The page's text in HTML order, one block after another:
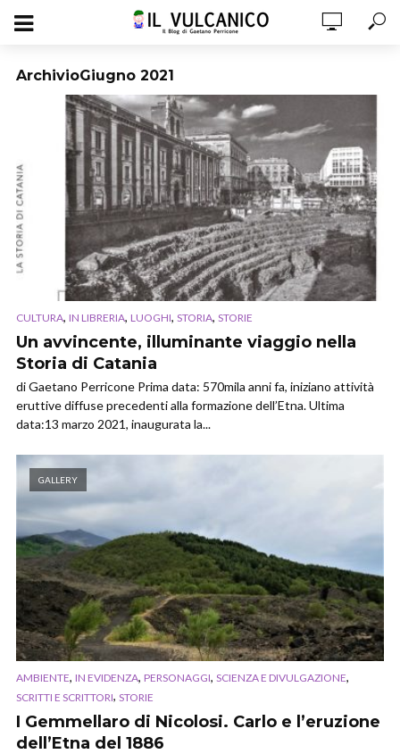
ArchivioGiugno 2021
CULTURA, IN LIBRERIA, LUOGHI, STORIA, STORIE
Un avvincente, illuminante viaggio nella
Storia di Catania
di Gaetano Perricone Prima data: 570mila anni fa, iniziano attività
eruttive diffuse precedenti alla formazione dell’Etna. Ultima
data:13 marzo 2021, inaugurata la...
GALLERY
AMBIENTE, IN EVIDENZA, PERSONAGGI, SCIENZA E DIVULGAZIONE,
SCRITTI E SCRITTORI, STORIE
I Gemmellaro di Nicolosi. Carlo e l’eruzione
dell’Etna del 1886